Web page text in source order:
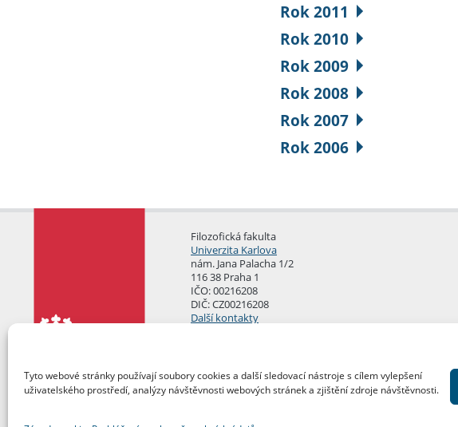
Tyto webové stránky používají soubory cookies a další sledovací nástroje s cílem vylepšení
uživatelského prostředí, analýzy návštěvnosti webových stránek a zjištění zdroje návštěvnosti.
Rok 2011
Rok 2010
Rok 2009
Rok 2008
Rok 2007
Rok 2006
Filozofická fakulta
Univerzita Karlova
nám. Jana Palacha 1/2
116 38 Praha 1
IČO: 00216208
DIČ: CZ00216208
Další kontakty